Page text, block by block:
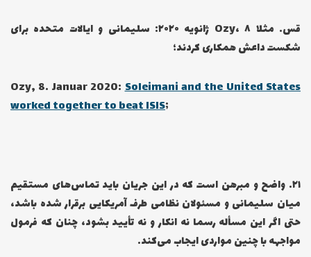
قس. مثلا Ozy، ۸ ژانویه ۲۰۲۰: سلیمانی و ایالات متحده برای
شکست داعش همکاری کردند؛
Ozy, 8. Januar 2020:Soleimani and the United States
worked together to beat ISIS;
۲۱… واضح و مبرهن است که در این جریان باید تماس‌های مستقیم
میان سلیمانی و مسئولان نظامی طرف آمریکایی برقرار شده باشد،
حتی اگر این مسأله رسما نه انکار و نه تأیید بشود، چنان که فرمول
مواجهه با چنین مواردی ایجاب می‌کند.